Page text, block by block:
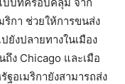
ริกา ช่วยให้การขนส่ง
ยังปลายทางในเมือง
ง Chicago และเมือ
อเมริกายังสามารถส่ง